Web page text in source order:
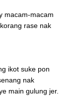
macam-macam
rase nak
ikot suke pon
nak
main gulung jer.